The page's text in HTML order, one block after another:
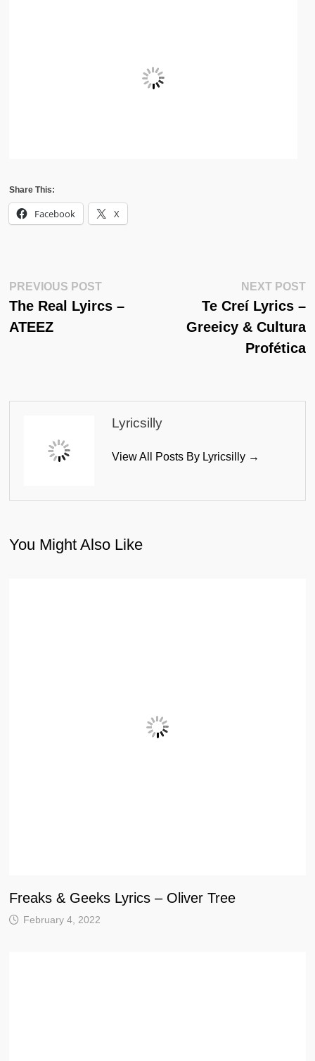
Share This:
Facebook X
Post
Navigation
PREVIOUS POSTPrevious
Post:
The Real Lyircs –
ATEEZ
NEXT POST
Te Creí Lyrics –
Greeicy & Cultura
Profética
Lyricsilly
View All Posts By Lyricsilly →
You Might Also Like
Freaks & Geeks Lyrics – Oliver Tree
February 4, 2022